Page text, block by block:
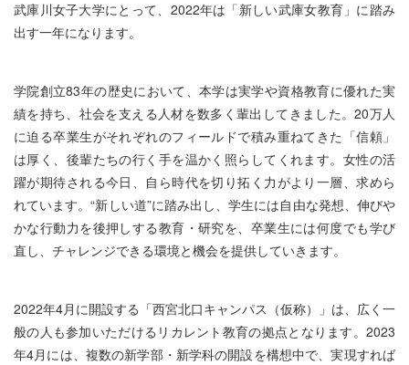
武庫川女子大学にとって、2022年は「新しい武庫女教育」に踏み
出す一年になります。
学院創立83年の歴史において、本学は実学や資格教育に優れた実
績を持ち、社会を支える人材を数多く輩出してきました。20万人
に迫る卒業生がそれぞれのフィールドで積み重ねてきた「信頼」
は厚く、後輩たちの行く手を温かく照らしてくれます。女性の活
躍が期待される今日、自ら時代を切り拓く力がより一層、求めら
れています。“新しい道”に踏み出し、学生には自由な発想、伸びや
かな行動力を後押しする教育・研究を、卒業生には何度でも学び
直し、チャレンジできる環境と機会を提供していきます。
2022年4月に開設する「西宮北口キャンパス（仮称）」は、広く一
般の人も参加いただけるリカレント教育の拠点となります。2023
年4月には、複数の新学部・新学科の開設を構想中で、実現すれば